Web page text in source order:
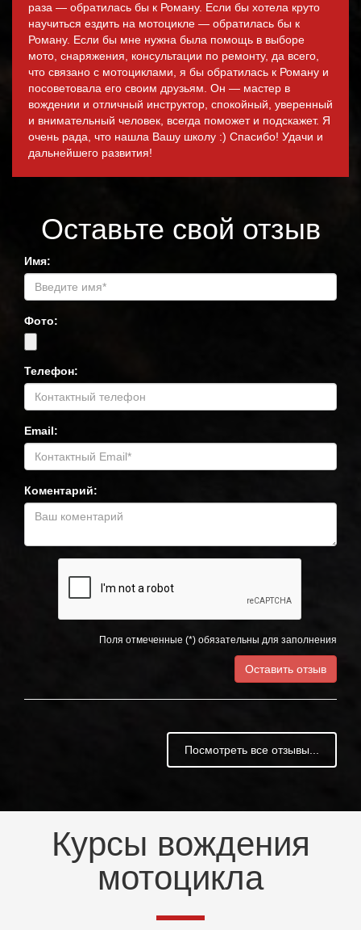
раза — обратилась бы к Роману. Если бы хотела круто
научиться ездить на мотоцикле — обратилась бы к
Роману. Если бы мне нужна была помощь в выборе
мото, снаряжения, консультации по ремонту, да всего,
что связано с мотоциклами, я бы обратилась к Роману и
посоветовала его своим друзьям. Он — мастер в
вождении и отличный инструктор, спокойный, уверенный
и внимательный человек, всегда поможет и подскажет. Я
очень рада, что нашла Вашу школу :) Спасибо! Удачи и
дальнейшего развития!
Оставьте свой отзыв
Имя:
Фото:
Телефон:
Email:
Коментарий:
Поля отмеченные (*) обязательны для заполнения
Посмотреть все отзывы...
Курсы вождения
мотоцикла